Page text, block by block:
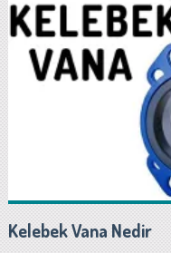
Kelebek Vana Nedir